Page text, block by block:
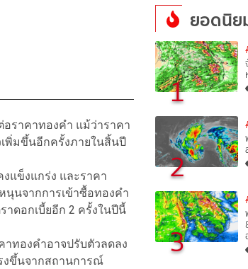
อราคาทองคำ แม้ว่าราคา
พิ่มขึ้นอีกครั้งภายในสิ้นปี
งแข็งแกร่ง และราคา
นุนจากการเข้าซื้อทองคำ
ดอกเบี้ยอีก 2 ครั้งในปีนี้
าทองคำอาจปรับตัวลดลง
งขึ้นจากสถานการณ์
ยอดนิย
1
2
3